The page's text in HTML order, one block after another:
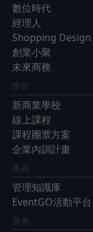
數位時代
經理人
Shopping Design
創業小聚
未來商務
學習
新商業學校
線上課程
課程團票方案
企業內訓計畫
產品
管理知識庫
EventGO活動平台
展會